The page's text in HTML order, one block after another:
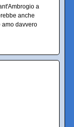
a
anche
amo davvero